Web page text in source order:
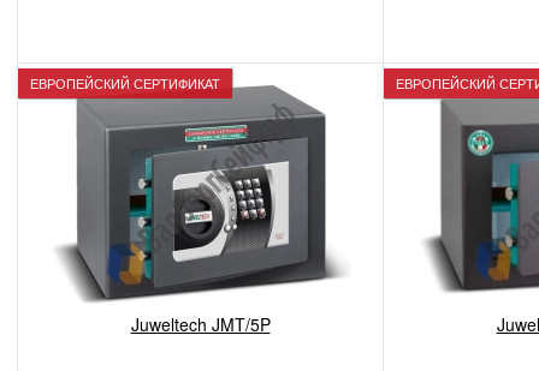
ЕВРОПЕЙСКИЙ СЕРТИФИКАТ
Juweltech JMT/5P
ЕВРОПЕЙСКИЙ